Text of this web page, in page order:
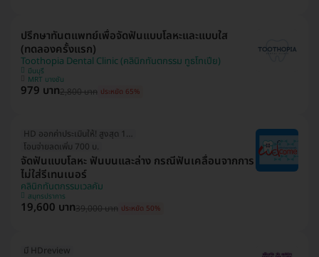
ปรึกษาทันตแพทย์เพื่อจัดฟันแบบโลหะและแบบใส
(ทดลองครั้งแรก)
Toothopia Dental Clinic (คลินิกทันตกรรม ทูธโทเปีย)
มีนบุรี
MRT บางชัน
979 บาท2,800 บาท ประหยัด 65%
HD ออกค่าประเมินให้! สูงสุด 1500 บ.
โอนจ่ายลดเพิ่ม 700 บ.
จัดฟันแบบโลหะ ฟันบนและล่าง กรณีฟันเคลื่อนจากการ
ไม่ใส่รีเทนเนอร์
คลินิกทันตกรรมเวลคัม
สมุทรปราการ
19,600 บาท39,000 บาท ประหยัด 50%
มี HDreview